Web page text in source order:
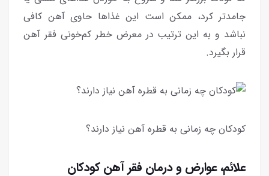
جامدتر کرد، ممکن است این غذاها حاوی آهن کافی
نباشد و به این ترتیب در معرض خطر کم‌خونی فقر آهن
قرار بگیرد.
کودکان چه زمانی به قطره آهن نیاز دارند؟
علائم، عوارض و درمان فقر آهن کودکان